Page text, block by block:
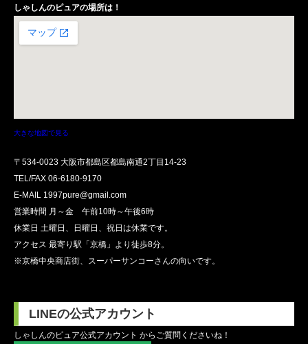
しゃしんのピュアの場所は！
大きな地図で見る
〒534-0023 大阪市都島区都島南通2丁目14-23
TEL/FAX 06-6180-9170
E-MAIL 1997pure@gmail.com
営業時間 月～金 午前10時～午後6時
休業日 土曜日、日曜日、祝日は休業です。
アクセス 最寄り駅「京橋」より徒歩8分。
※京橋中央商店街、スーパーサンコーさんの向いです。
LINEの公式アカウント
しゃしんのピュア公式アカウント からご質問くださいね！